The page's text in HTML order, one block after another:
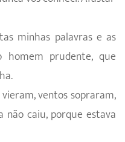
minhas palavras e as
prudente, que
ventos sopraram,
caiu, porque estava